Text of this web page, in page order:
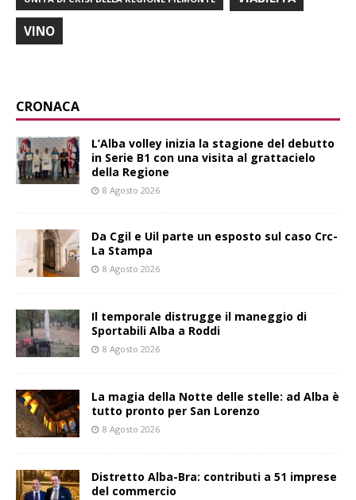
VINO
CRONACA
L’Alba volley inizia la stagione del debutto
in Serie B1 con una visita al grattacielo
della Regione
8 Agosto 2026
Da Cgil e Uil parte un esposto sul caso Crc-
La Stampa
8 Agosto 2026
Il temporale distrugge il maneggio di
Sportabili Alba a Roddi
8 Agosto 2026
La magia della Notte delle stelle: ad Alba è
tutto pronto per San Lorenzo
8 Agosto 2026
Distretto Alba-Bra: contributi a 51 imprese
del commercio